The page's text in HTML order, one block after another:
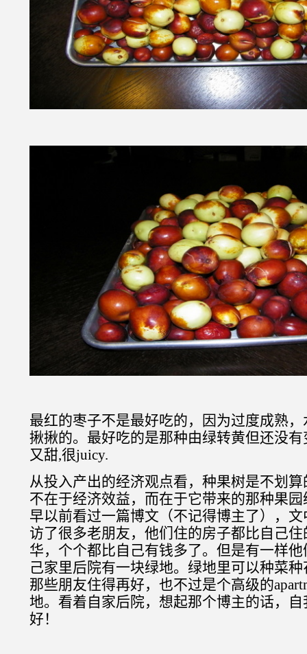
最红的枣子不是最好吃的，因为过度成熟
揪揪的。最好吃的是那种由绿转黄但还没
又甜,很juicy.
从投入产出的经济观点看，种果树是不划
不在于经济效益，而在于它带来的那种果
早以前看过一篇博文（不记得博主了），
访了很多老朋友，他们住的房子都比自己
华，个个都比自己有钱多了。但是有一样
己家里后院有一块绿地。绿地里可以种菜
那些朋友住得再好，也不过是个高级的
地。看着自家后院，想起那个博主的话，
好！